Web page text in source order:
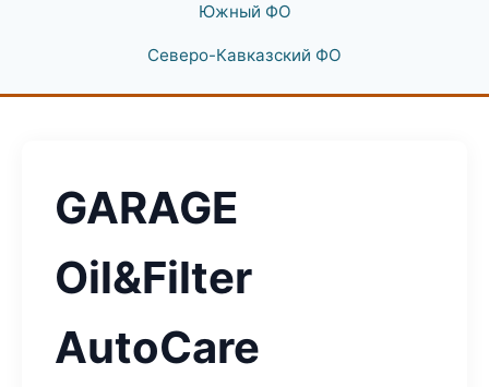
Южный ФО
Северо-Кавказский ФО
GARAGE
Oil&Filter
AutoCare